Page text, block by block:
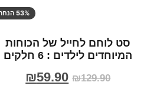
53% הנחה
סט לוחם לחייל של הכוחות
המיוחדים לילדים : 6 חלקים
₪129.90
₪59.90